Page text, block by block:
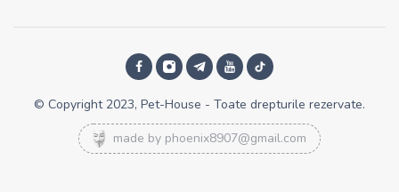
© Copyright 2023, Pet-House - Toate drepturile rezervate.
made by phoenix8907@gmail.com